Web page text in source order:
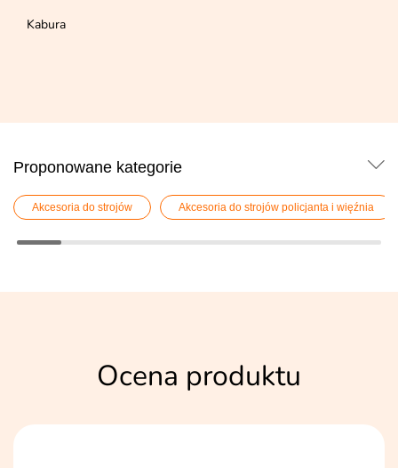
Kabura
Proponowane kategorie
Akcesoria do strojów Akcesoria do strojów policjanta i więźnia
Ocena produktu